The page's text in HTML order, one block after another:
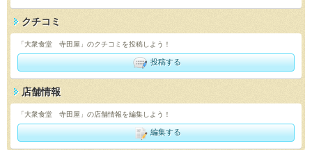
クチコミ
「大衆食堂 寺田屋」のクチコミを投稿しよう！
投稿する
店舗情報
「大衆食堂 寺田屋」の店舗情報を編集しよう！
編集する